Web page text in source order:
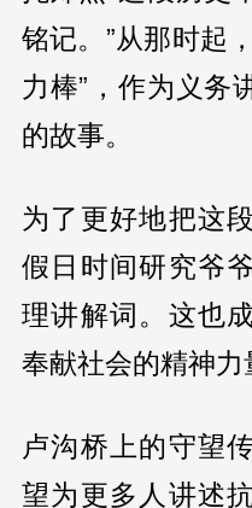
铭记。”从那时起
力棒”，作为义务
的故事。
为了更好地把这
假日时间研究爷
理讲解词。这也
奉献社会的精神力
卢沟桥上的守望
望为更多人讲述